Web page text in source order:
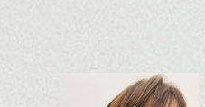
バックのフォルムをしっ
かり残してカット、お洒
も出しやすくていろいろ